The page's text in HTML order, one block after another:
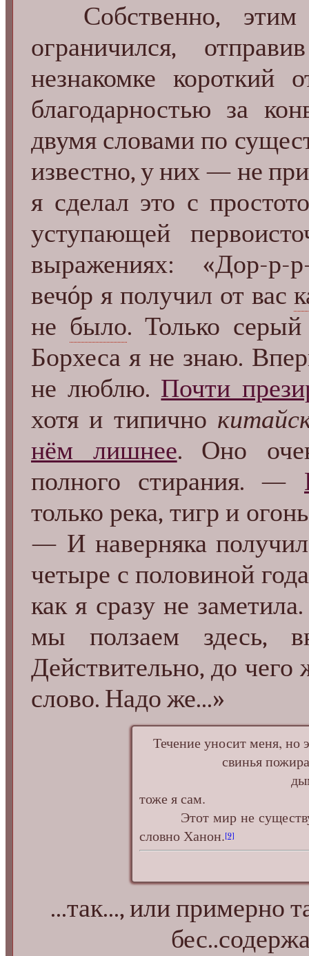
Собственно,
ограничился,
незнакомке короткий
благодарностью за
двумя словами по
известно, у них — не
я сделал это с
уступающей
выражениях: «Дор-р-
вечóр я получил от вас
не было. Только
Борхеса я не знаю.
не люблю. Почти
хотя и типично
нём лишнее. Оно
полного стирания. —
только река, тигр и
— И наверняка
четыре с половиной
как я сразу не
мы ползаем здесь,
Действительно, до
слово. Надо же...»
Течение уносит меня, но
свинья
дым сжигает
тоже я сам.
Этот мир не
словно Ханон.[9]
...так..., или примерно